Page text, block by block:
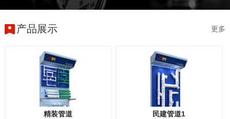
产品展示 更多
精装管道 民建管道1